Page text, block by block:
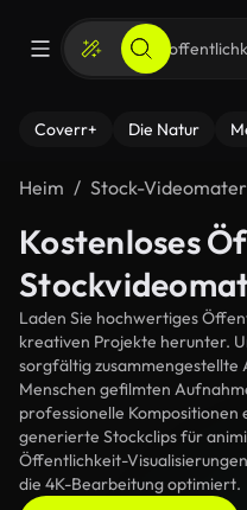
Coverr+ Die Natur
Heim Stock-
Kostenloses
Laden Sie hochwertiges
kreativen Projekte herunter.
sorgfältig zusammengestellte
Menschen gefilmten
professionelle
generierte Stockclips für
Öffentlichkeit-
die 4K-Bearbeitung optimiert.